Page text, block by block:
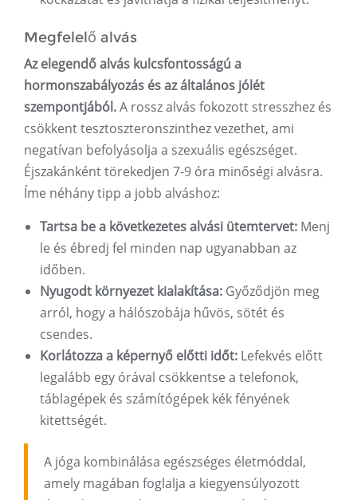
Megfelelő alvás
Az elegendő alvás kulcsfontosságú a
hormonszabályozás és az általános jólét
szempontjából.A rossz alvás fokozott stresszhez és
csökkent tesztoszteronszinthez vezethet, ami
negatívan befolyásolja a szexuális egészséget.
Éjszakánként törekedjen 7-9 óra minőségi alvásra.
Íme néhány tipp a jobb alváshoz:
Tartsa be a következetes alvási ütemtervet: Menj
le és ébredj fel minden nap ugyanabban az
időben.
Nyugodt környezet kialakítása: Győződjön meg
arról, hogy a hálószobája hűvös, sötét és
csendes.
Korlátozza a képernyő előtti időt: Lefekvés előtt
legalább egy órával csökkentse a telefonok,
táblagépek és számítógépek kék fényének
kitettségét.
A jóga kombinálása egészséges életmóddal,
amely magában foglalja a kiegyensúlyozott